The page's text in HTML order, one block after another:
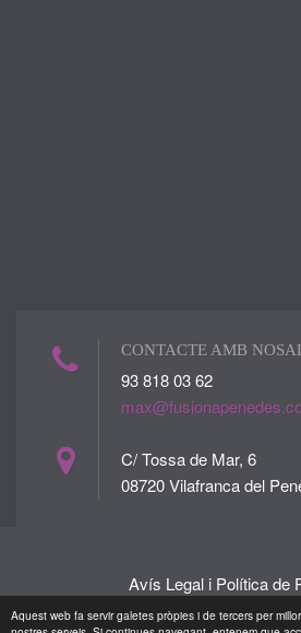
Aquest web fa servir galetes pròpies i de tercers per
CONTACTE AMB
93 818 03 62
C/ Tossa de Mar, 6
08720 Vilafranca del
Avís Legal i Política de
Desenvolupat per